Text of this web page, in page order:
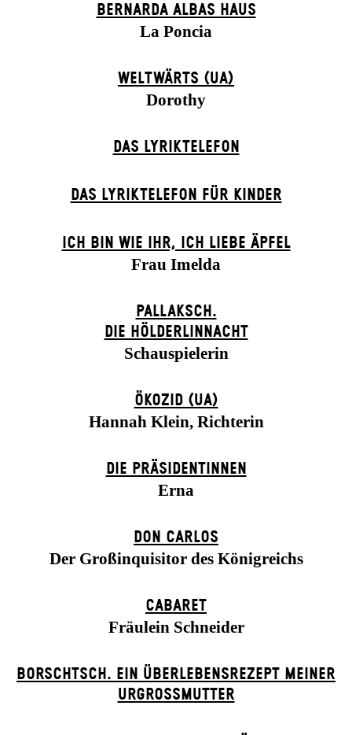
BERNARDA ALBAS HAUS
La Poncia
WELTWÄRTS (UA)
Dorothy
DAS LYRIKTELEFON
DAS LYRIKTELEFON FÜR KINDER
ICH BIN WIE IHR, ICH LIEBE ÄPFEL
Frau Imelda
PALLAKSCH.
DIE HÖLDERLINNACHT
Schauspielerin
ÖKOZID (UA)
Hannah Klein, Richterin
DIE PRÄSI­DENT­INNEN
Erna
DON CARLOS
Der Großinquisitor des Königreichs
CABARET
Fräulein Schneider
BORSCHTSCH. EIN ÜBERLEBENSREZEPT MEINER
URGROSSMUTTER